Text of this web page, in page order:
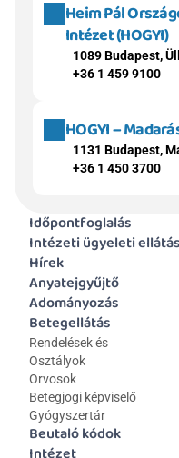
Heim Pál
Intézet (HOGYI)
1089 Budapest,
+36 1 459 9100
HOGYI –
1131 Budapest,
+36 1 450 3700
Időpontfoglalás
Intézeti ügyeleti ellátás
Hírek
Anyatejgyűjtő
Adományozás
Betegellátás
Rendelések és
Osztályok
Orvosok
Betegjogi képviselő
Gyógyszertár
Beutaló kódok